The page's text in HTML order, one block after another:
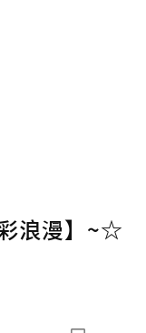
浪漫】~☆